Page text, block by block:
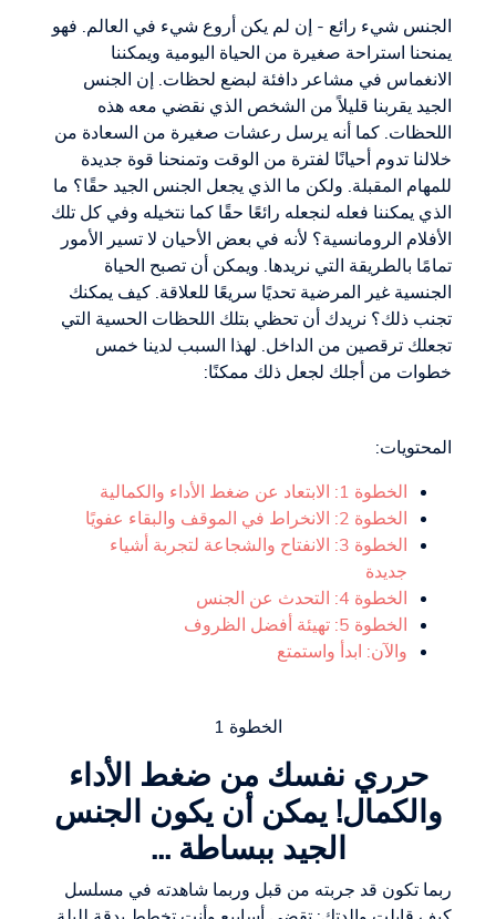
الجنس شيء رائع - إن لم يكن أروع شيء في العالم. فهو
يمنحنا استراحة صغيرة من الحياة اليومية ويمكننا
الانغماس في مشاعر دافئة لبضع لحظات. إن الجنس
الجيد يقربنا قليلاً من الشخص الذي نقضي معه هذه
اللحظات. كما أنه يرسل رعشات صغيرة من السعادة من
خلالنا تدوم أحيانًا لفترة من الوقت وتمنحنا قوة جديدة
للمهام المقبلة. ولكن ما الذي يجعل الجنس الجيد حقًا؟ ما
الذي يمكننا فعله لنجعله رائعًا حقًا كما نتخيله وفي كل تلك
الأفلام الرومانسية؟ لأنه في بعض الأحيان لا تسير الأمور
تمامًا بالطريقة التي نريدها. ويمكن أن تصبح الحياة
الجنسية غير المرضية تحديًا سريعًا للعلاقة. كيف يمكنك
تجنب ذلك؟ نريدك أن تحظي بتلك اللحظات الحسية التي
تجعلك ترقصين من الداخل. لهذا السبب لدينا خمس
خطوات من أجلك لجعل ذلك ممكنًا:
المحتويات:
الخطوة 1: الابتعاد عن ضغط الأداء والكمالية
الخطوة 2: الانخراط في الموقف والبقاء عفويًا
الخطوة 3: الانفتاح والشجاعة لتجربة أشياء
جديدة
الخطوة 4: التحدث عن الجنس
الخطوة 5: تهيئة أفضل الظروف
والآن: ابدأ واستمتع
الخطوة 1
حرري نفسك من ضغط الأداء
والكمال! يمكن أن يكون الجنس
الجيد ببساطة ...
ربما تكون قد جربته من قبل وربما شاهدته في مسلسل